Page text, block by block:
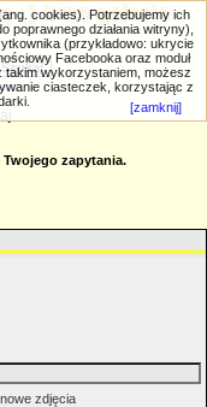
;) inna galeria
zapytania.
zdjęcia
cookies). Potrzebujemy ich
działania witryny),
(przykładowo: ukrycie
Facebooka oraz moduł
takim wykorzystaniem, możesz
ciasteczek, korzystając z
[zamknij]